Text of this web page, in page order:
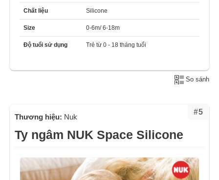
Chất liệu Silicone
Size 0-6m/ 6-18m
Độ tuổi sử dụng Trẻ từ 0 - 18 tháng tuổi
So sánh
#5
Thương hiệu: Nuk
Ty ngâm NUK Space Silicone